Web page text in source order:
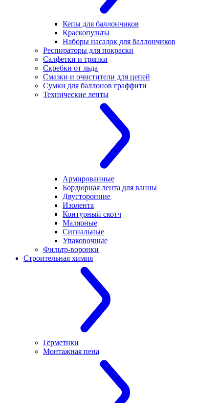
Кепы для баллончиков
Краскопульты
Наборы насадок для баллончиков
Респираторы для покраски
Салфетки и тряпки
Скребки от льда
Смазки и очистители для цепей
Сумки для баллонов граффити
Технические ленты
Армированные
Бордюрная лента для ванны
Двусторонние
Изолента
Контурный скотч
Малярные
Сигнальные
Упаковочные
Фильтр-воронки
Строительная химия
Герметики
Монтажная пена